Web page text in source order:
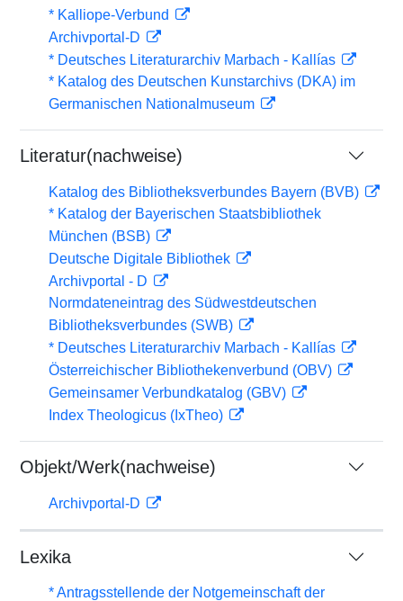
* Kalliope-Verbund
Archivportal-D
* Deutsches Literaturarchiv Marbach - Kallías
* Katalog des Deutschen Kunstarchivs (DKA) im
Germanischen Nationalmuseum
Literatur(nachweise)
Katalog des Bibliotheksverbundes Bayern (BVB)
* Katalog der Bayerischen Staatsbibliothek
München (BSB)
Deutsche Digitale Bibliothek
Archivportal - D
Normdateneintrag des Südwestdeutschen
Bibliotheksverbundes (SWB)
* Deutsches Literaturarchiv Marbach - Kallías
Österreichischer Bibliothekenverbund (OBV)
Gemeinsamer Verbundkatalog (GBV)
Index Theologicus (IxTheo)
Objekt/Werk(nachweise)
Archivportal-D
Lexika
* Antragsstellende der Notgemeinschaft der